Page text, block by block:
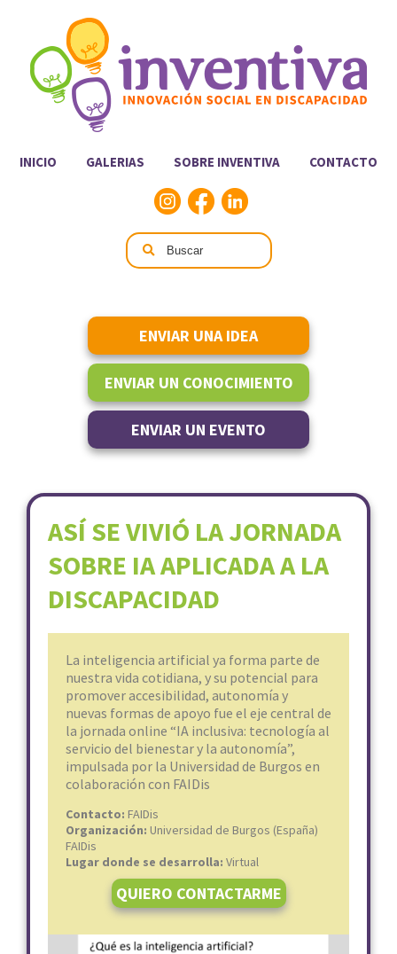
INICIO GALERIAS SOBRE INVENTIVA CONTACTO
ENVIAR UNA IDEA
ENVIAR UN CONOCIMIENTO
ENVIAR UN EVENTO
ASÍ SE VIVIÓ LA JORNADA
SOBRE IA APLICADA A LA
DISCAPACIDAD
La inteligencia artificial ya forma parte de
nuestra vida cotidiana, y su potencial para
promover accesibilidad, autonomía y
nuevas formas de apoyo fue el eje central de
la jornada online “IA inclusiva: tecnología al
servicio del bienestar y la autonomía”,
impulsada por la Universidad de Burgos en
colaboración con FAIDis
Contacto: FAIDis
Organización: Universidad de Burgos (España)
FAIDis
Lugar donde se desarrolla: Virtual
QUIERO CONTACTARME